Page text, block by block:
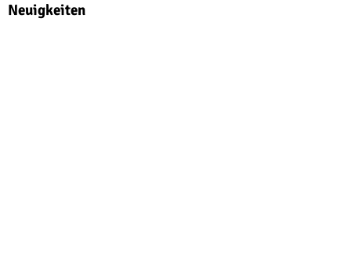
Neuigkeiten